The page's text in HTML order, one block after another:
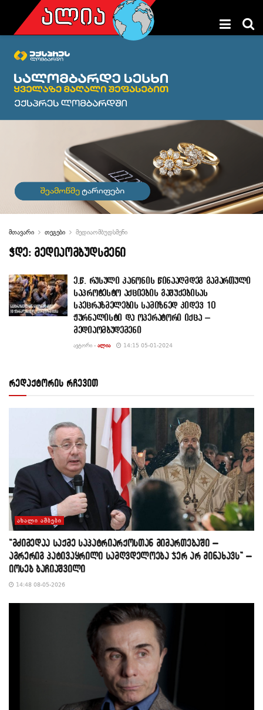
მთავარი თეგები მედიაომბუდსმენი
ჭდე: მედიაომბუდსმენი
ე.წ. რუსული კანონის წინააღმდეგ გამართული
საპროტესტო აქციების გაშუქებისას
სპეცრაზმელების სამიზნედ კიდევ 10
ჟურნალისტი და ოპერატორი იქცა –
მედიაომბუდემენი
ᲐᲕᲢᲝᲠᲘ - ᲐᲚᲘᲐ 14:15 05-01-2024
რედაქტორის რჩევით
ᲐᲮᲐᲚᲘ ᲐᲛᲑᲔᲑᲘ
“მძიმედაა საქმე საპატრიარქოსთან მიმართებაში –
აგრერიგ პატივაყრილი სამღვდელოება ჯერ არ მინახავს” –
იოსებ ბაჩიაშვილი
14:48 08-05-2026